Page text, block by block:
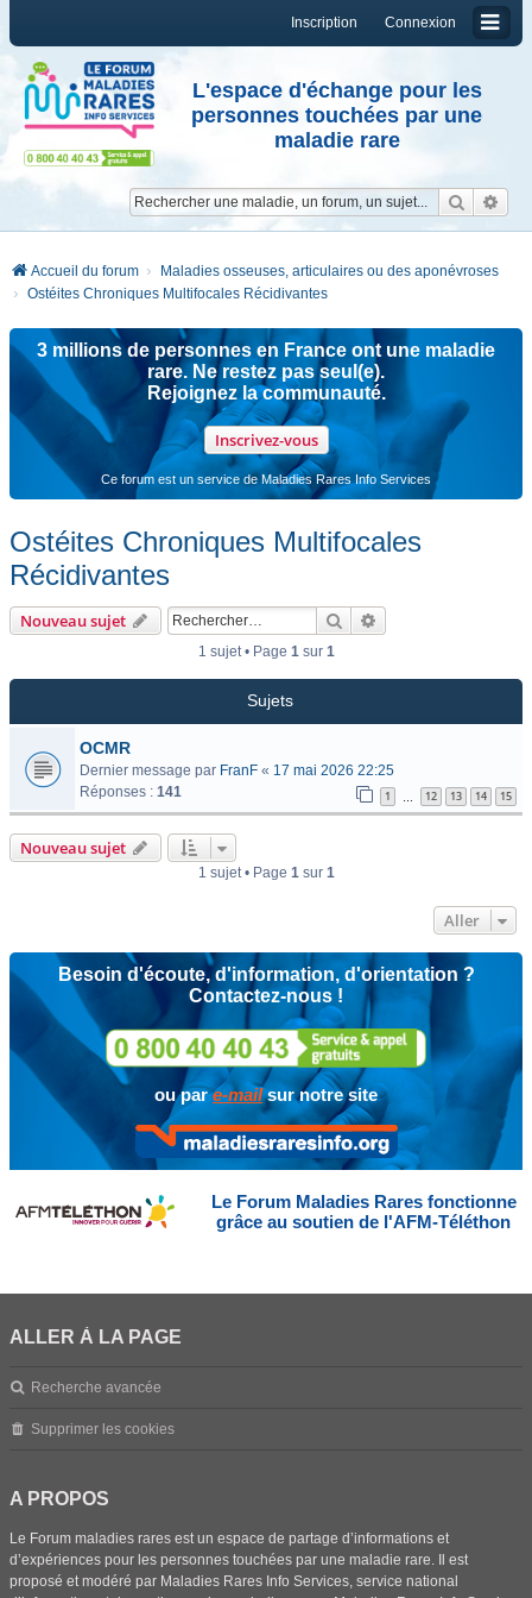
Connexion
Inscription
L'espace d'échange pour les
personnes touchées par une
maladie rare
Accueil du forum
Maladies osseuses, articulaires ou des aponévroses
Ostéites Chroniques Multifocales Récidivantes
3 millions de personnes en France ont une maladie
rare. Ne restez pas seul(e).
Rejoignez la communauté.
Inscrivez-vous
Ce forum est un service de Maladies Rares Info Services
Ostéites Chroniques Multifocales
Récidivantes
Nouveau sujet Rechercher
1 sujet • Page 1sur 1
Sujets
OCMR
Dernier message par FranF « 17 mai 2026 22:25
Réponses : 141 1 12 13 14 15
Nouveau sujet
1 sujet • Page 1sur 1
Aller
Besoin d'écoute, d'information, d'orientation ?
Contactez-nous !
ou pare-mailsur notre site
Le Forum Maladies Rares fonctionne
grâce au soutien de l'AFM-Téléthon
ALLER À LA PAGE
Recherche avancée
Supprimer les cookies
A PROPOS
Le Forum maladies rares est un espace de partage d’informations et
d’expériences pour les personnes touchées par une maladie rare. Il est
proposé et modéré par Maladies Rares Info Services, service national